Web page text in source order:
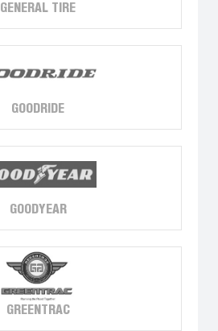
GENERAL TIRE
GOODRIDE
GOODYEAR
GREENTRAC